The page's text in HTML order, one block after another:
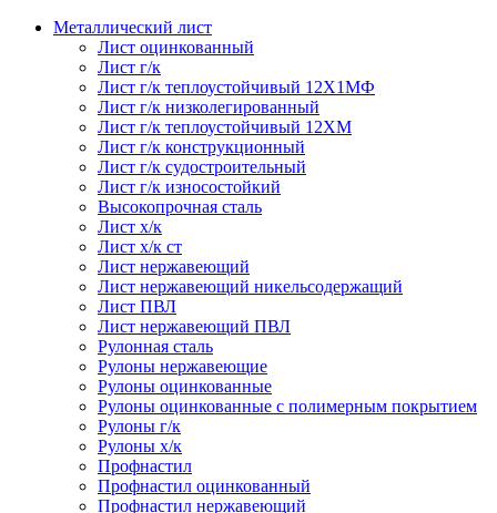
Металлический лист
Лист оцинкованный
Лист г/к
Лист г/к теплоустойчивый 12Х1МФ
Лист г/к низколегированный
Лист г/к теплоустойчивый 12ХМ
Лист г/к конструкционный
Лист г/к судостроительный
Лист г/к износостойкий
Высокопрочная сталь
Лист х/к
Лист х/к ст
Лист нержавеющий
Лист нержавеющий никельсодержащий
Лист ПВЛ
Лист нержавеющий ПВЛ
Рулонная сталь
Рулоны нержавеющие
Рулоны оцинкованные
Рулоны оцинкованные с полимерным покрытием
Рулоны г/к
Рулоны х/к
Профнастил
Профнастил оцинкованный
Профнастил нержавеющий